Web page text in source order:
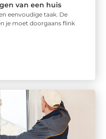
van een huis
eenvoudige taak. De
je moet doorgaans flink